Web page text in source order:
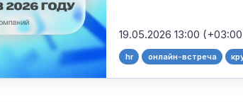
19.05.2026 13:00
hr онлайн-встреча